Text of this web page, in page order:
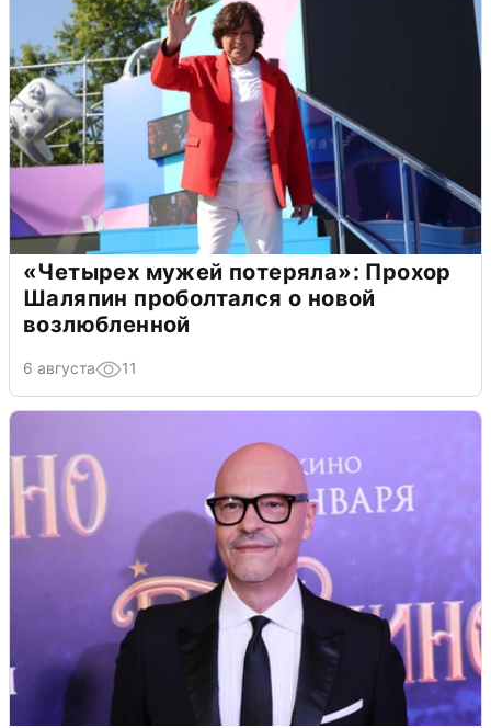
«Четырех мужей потеряла»: Прохор
Шаляпин проболтался о новой
возлюбленной
6 августа 11